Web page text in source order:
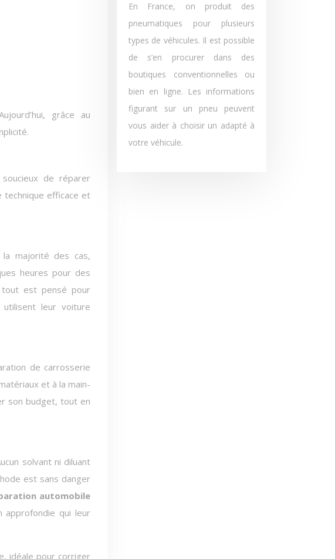
grâce au
de réparer
technique efficace et
la majorité des cas,
heures pour des
tout est pensé pour
utilisent leur voiture
de carrosserie
et à la main-
son budget, tout en
solvant ni diluant
est sans danger
automobile
approfondie qui leur
idéale pour corriger
En France, on produit des
pneumatiques pour plusieurs
types de véhicules. Il est possible
de s’en procurer dans des
boutiques conventionnelles ou
bien en ligne. Les informations
figurant sur un pneu peuvent
vous aider à choisir un adapté à
votre véhicule.